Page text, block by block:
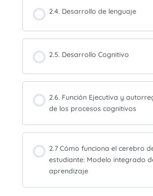
2.4. Desarrollo de lenguaje
2.5. Desarrollo Cognitivo
2.6. Función Ejecutiva y
de los procesos cognitivos
2.7 Cómo funciona el cerebro
estudiante: Modelo integrado
aprendizaje